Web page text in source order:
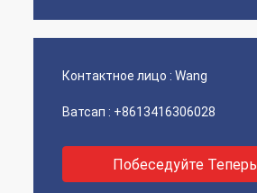
Контактное лицо : Wang
Ватсап : +8613416306028
Побеседуйте Теперь